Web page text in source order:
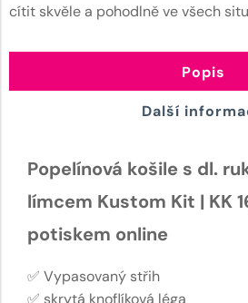
cítit skvěle a pohodlně ve všech
Popis
Další
Popelínová košile s dl.
límcem Kustom Kit | KK
potiskem online
✅ Vypasovaný střih
✅ skrytá knoflíková léga